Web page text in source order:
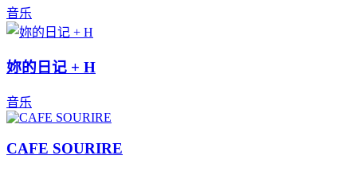
音乐
妳的日记 + H
音乐
CAFE SOURIRE